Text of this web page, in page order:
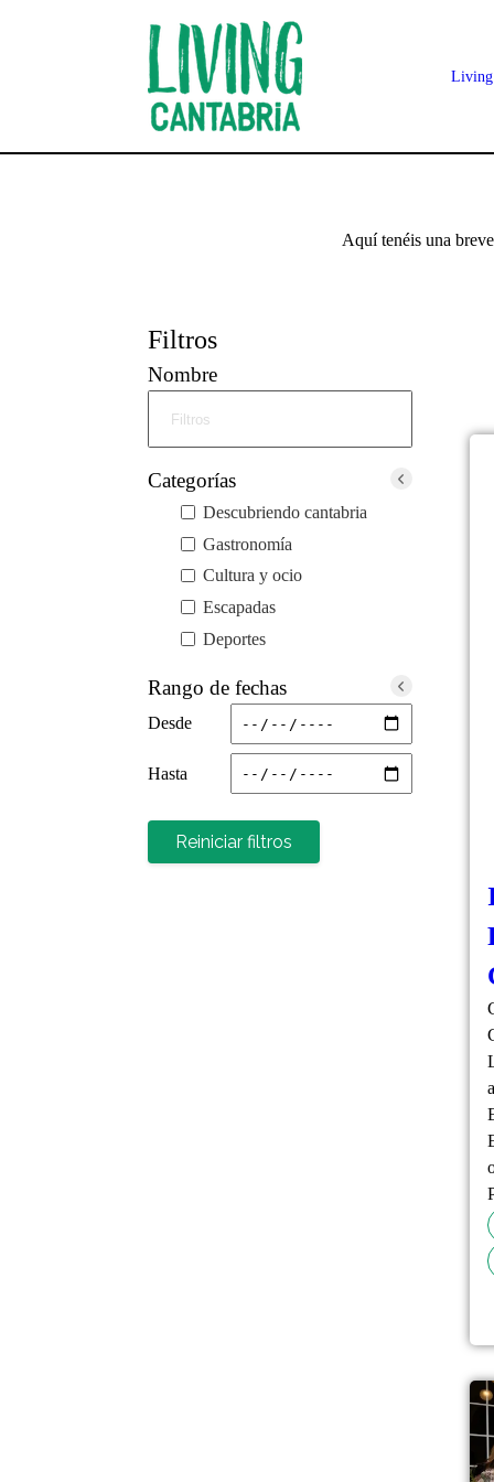
Living
Aquí tenéis una
Filtros
Nombre
Categorías
Descubriendo cantabria
Gastronomía
Cultura y ocio
Escapadas
Deportes
Rango de fechas
Desde
Hasta
Reiniciar filtros